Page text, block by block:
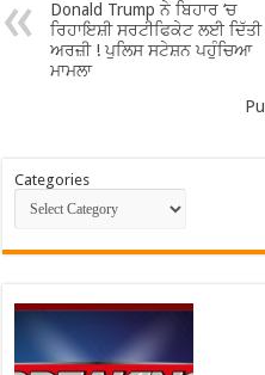
Donald Trump ਨੇ ਬਿਹਾਰ ‘ਚ
ਰਿਹਾਇਸ਼ੀ ਸਰਟੀਫਿਕੇਟ ਲਈ ਦਿੱਤੀ
ਅਰਜ਼ੀ ! ਪੁਲਿਸ ਸਟੇਸ਼ਨ ਪਹੁੰਚਿਆ
ਮਾਮਲਾ
Categories